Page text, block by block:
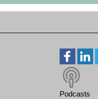
Podcasts